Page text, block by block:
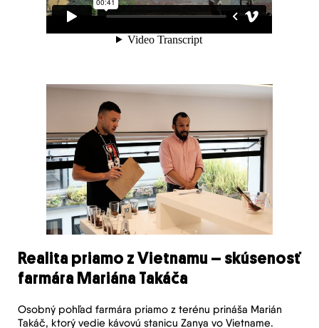
Realita priamo z Vietnamu – skúsenosť
farmára Mariána Takáča
Osobný pohľad farmára priamo z terénu prináša Marián
Takáč, ktorý vedie kávovú stanicu Zanya vo Vietname.